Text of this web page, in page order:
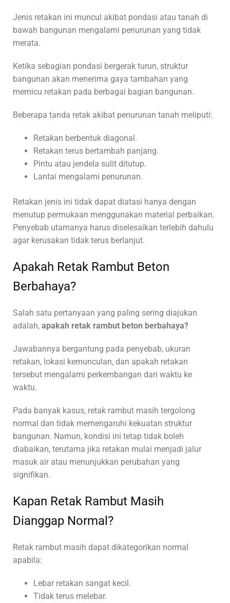
Jenis retakan ini muncul akibat pondasi atau tanah di
bawah bangunan mengalami penurunan yang tidak
merata.
Ketika sebagian pondasi bergerak turun, struktur
bangunan akan menerima gaya tambahan yang
memicu retakan pada berbagai bagian bangunan.
Beberapa tanda retak akibat penurunan tanah meliputi:
Retakan berbentuk diagonal.
Retakan terus bertambah panjang.
Pintu atau jendela sulit ditutup.
Lantai mengalami penurunan.
Retakan jenis ini tidak dapat diatasi hanya dengan
menutup permukaan menggunakan material perbaikan.
Penyebab utamanya harus diselesaikan terlebih dahulu
agar kerusakan tidak terus berlanjut.
Apakah Retak Rambut Beton
Berbahaya?
Salah satu pertanyaan yang paling sering diajukan
adalah, apakah retak rambut beton berbahaya?
Jawabannya bergantung pada penyebab, ukuran
retakan, lokasi kemunculan, dan apakah retakan
tersebut mengalami perkembangan dari waktu ke
waktu.
Pada banyak kasus, retak rambut masih tergolong
normal dan tidak memengaruhi kekuatan struktur
bangunan. Namun, kondisi ini tetap tidak boleh
diabaikan, terutama jika retakan mulai menjadi jalur
masuk air atau menunjukkan perubahan yang
signifikan.
Kapan Retak Rambut Masih
Dianggap Normal?
Retak rambut masih dapat dikategorikan normal
apabila:
Lebar retakan sangat kecil.
Tidak terus melebar.